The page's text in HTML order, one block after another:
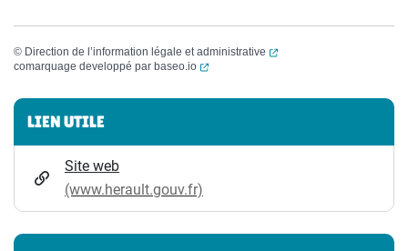
© Direction de l’information légale et administrative
(ouverture dans un
comarquage developpé par baseo.io (ouverture dans un nouvel onglet)
Informations complémentaires
LIEN UTILE
Site web
(www.herault.gouv.fr)